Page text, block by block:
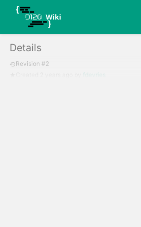
Details
Revision #2
fdevries